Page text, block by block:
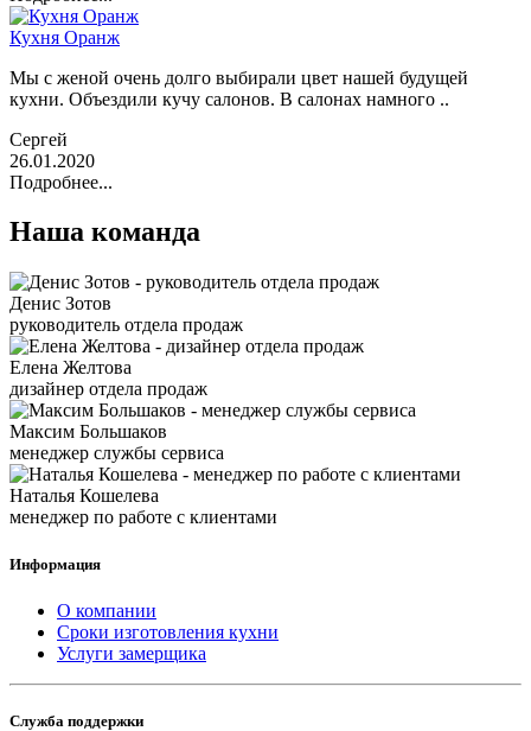
Кухня Оранж
Мы с женой очень долго выбирали цвет нашей будущей
кухни. Объездили кучу салонов. В салонах намного ..
Сергей
26.01.2020
Подробнее...
Наша команда
Денис Зотов
руководитель отдела продаж
Елена Желтова
дизайнер отдела продаж
Максим Большаков
менеджер службы сервиса
Наталья Кошелева
менеджер по работе с клиентами
Информация
О компании
Сроки изготовления кухни
Услуги замерщика
Служба поддержки